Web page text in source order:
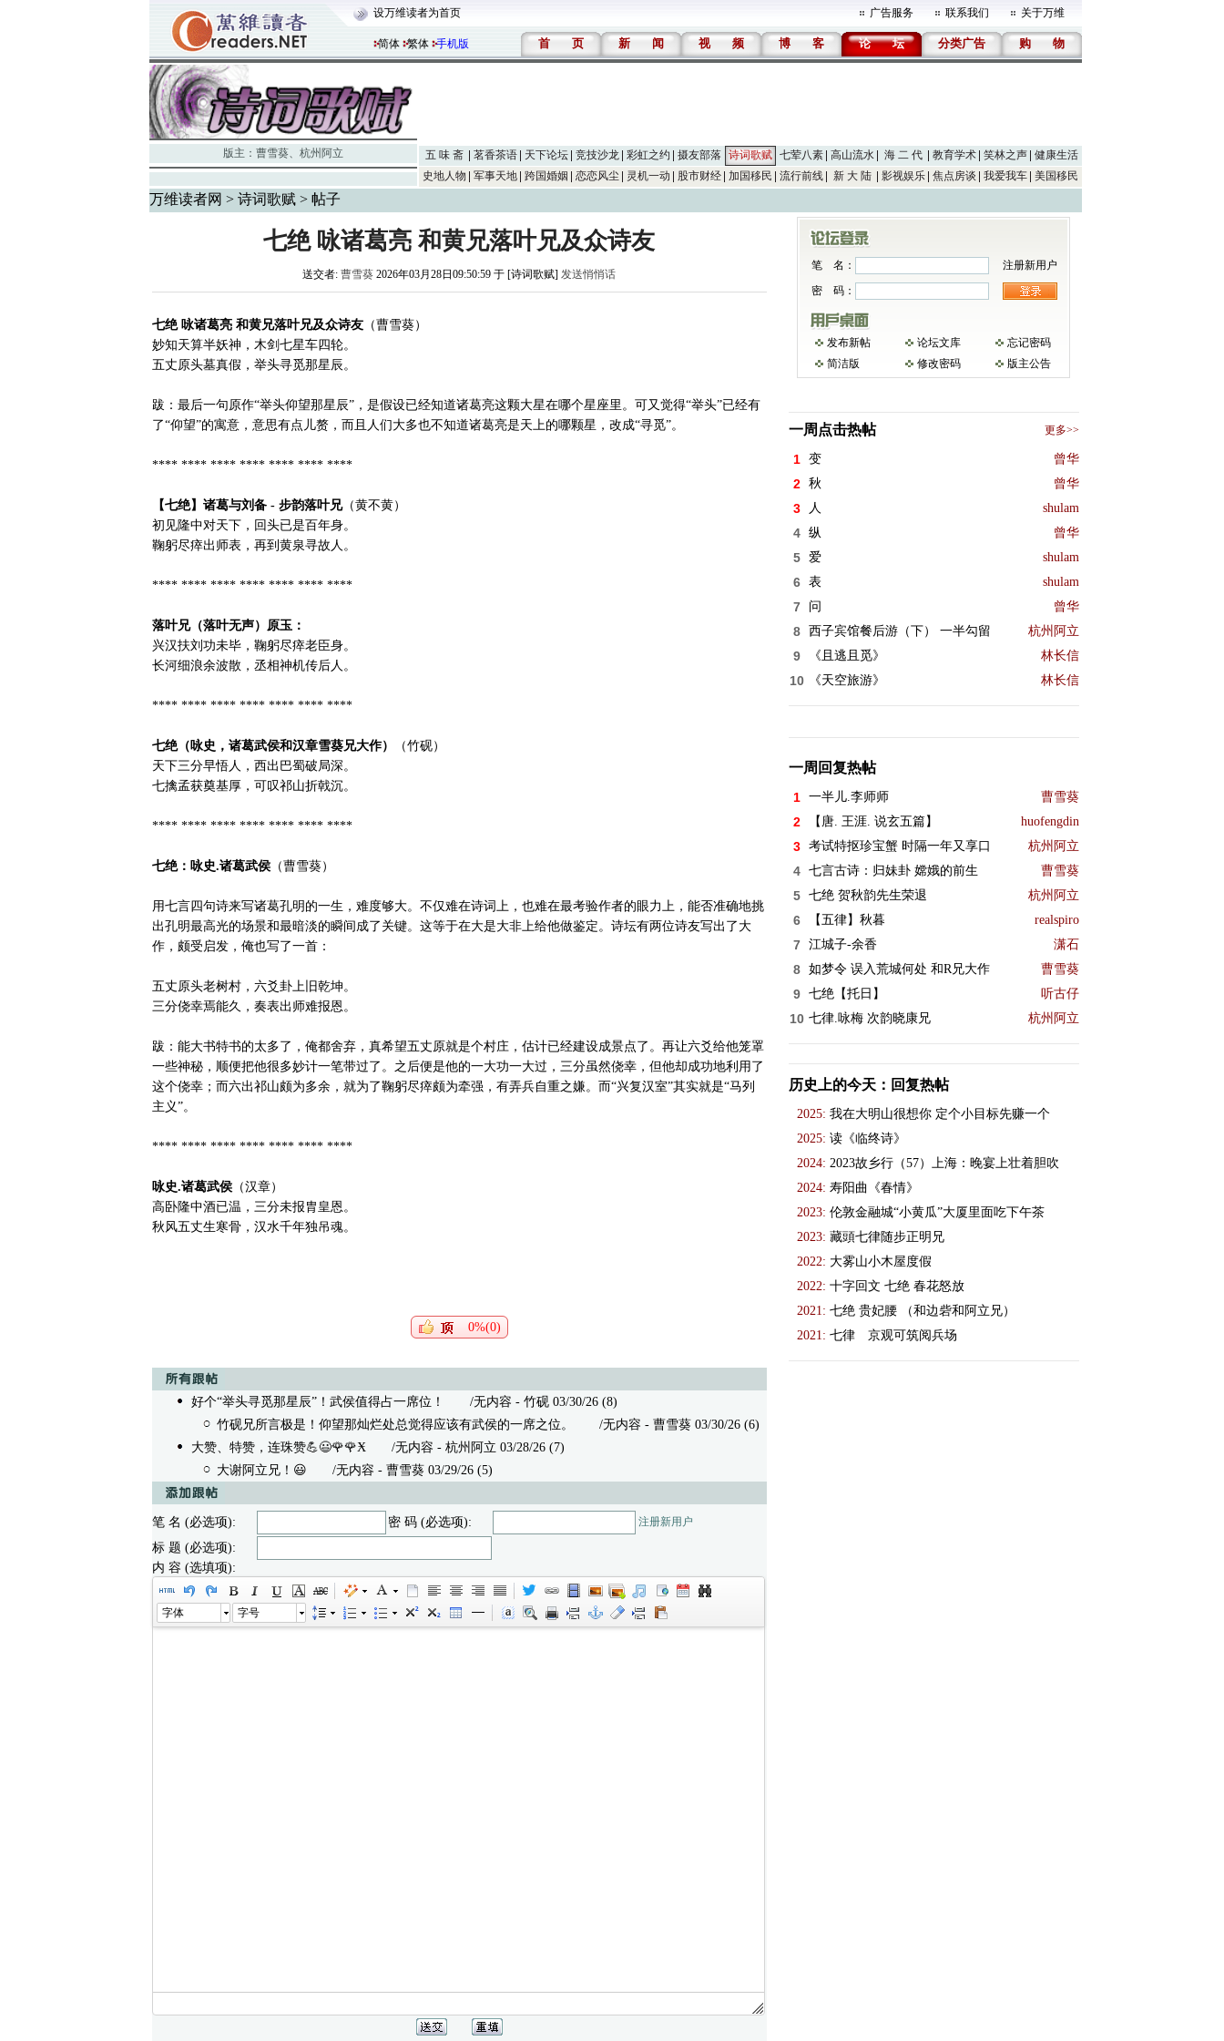
设万维读者为首页 广告服务 联系我们 关于万维
简体 繁体 手机版 首 页 新 闻 视 频 博 客 论 坛 分类广告 购 物
版主： 曹雪葵、 杭州阿立 五 味 斋 茗香茶语 天下论坛 竞技沙龙 彩虹之约 摄友部落 诗词歌赋 七荤八素 高山流水 海 二 代 教育学术 笑林之声
健康生活
史地人物
军事天地 跨国婚姻 恋恋风尘 灵机一动 股市财经 加国移民 流行前线 新 大 陆 影视娱乐 焦点房谈 我爱我车 美国移民
万维读者网 > 诗词歌赋> 帖子
七绝 咏诸葛亮 和黄兄落叶兄及众诗友
送交者: 曹雪葵 2026年03月28日09:50:59 于 [诗词歌赋] 发送悄悄话
七绝 咏诸葛亮 和黄兄落叶兄及众诗友（曹雪葵）
妙知天算半妖神，木剑七星车四轮。
五丈原头墓真假，举头寻觅那星辰。
跋：最后一句原作“举头仰望那星辰”，是假设已经知道诸葛亮这颗大星在哪个星座里。可又觉得“举头”已经有
了“仰望”的寓意，意思有点儿赘，而且人们大多也不知道诸葛亮是天上的哪颗星，改成“寻觅”。
**** **** **** **** **** **** ****
【七绝】诸葛与刘备 - 步韵落叶兄（黄不黄）
初见隆中对天下，回头已是百年身。
鞠躬尽瘁出师表，再到黄泉寻故人。
**** **** **** **** **** **** ****
落叶兄（落叶无声）原玉：
兴汉扶刘功未毕，鞠躬尽瘁老臣身。
长河细浪余波散，丞相神机传后人。
**** **** **** **** **** **** ****
七绝（咏史，诸葛武侯和汉章雪葵兄大作）
（竹砚）
天下三分早悟人，西出巴蜀破局深。
七擒孟获奠基厚，可叹祁山折戟沉。
**** **** **** **** **** **** ****
七绝：咏史.诸葛武侯（曹雪葵）
用七言四句诗来写诸葛孔明的一生，难度够大。不仅难在诗词上，也难在最考验作者的眼力上，能否准确地挑
出孔明最高光的场景和最暗淡的瞬间成了关键。这等于在大是大非上给他做鉴定。诗坛有两位诗友写出了大
作，颇受启发，俺也写了一首：
五丈原头老树村，六爻卦上旧乾坤。
三分侥幸焉能久，奏表出师难报恩。
跋：能大书特书的太多了，俺都舍弃，真希望五丈原就是个村庄，估计已经建设成景点了。再让六爻给他笼罩
一些神秘，顺便把他很多妙计一笔带过了。之后便是他的一大功一大过，三分虽然侥幸，但他却成功地利用了
这个侥幸；而六出祁山颇为多余，就为了鞠躬尽瘁颇为牵强，有弄兵自重之嫌。而“兴复汉室”其实就是“马列
主义”。
**** **** **** **** **** **** ****
咏史.诸葛武侯（汉章）
高卧隆中酒已温，三分未报胄皇恩。
秋风五丈生寒骨，汉水千年独吊魂。
0%(0)
好个“举头寻觅那星辰”！武侯值得占一席位！
/无内容 - 竹砚 03/30/26 (8)
竹砚兄所言极是！仰望那灿烂处总觉得应该有武侯的一席之位。
/无内容 - 曹雪葵 03/30/26 (6)
大赞、特赞，连珠赞💪😃🌹🌹Ӿ/无内容 - 杭州阿立 03/28/26 (7)
大谢阿立兄！😃 /无内容 - 曹雪葵 03/29/26 (5)
笔 名 (必选项): 密 码 (必选项): 注册新用户
标 题 (必选项):
内 容 (选填项):
字体 字号
笔 名：
注册新用户
密 码：
发布新帖 论坛文库
忘记密码
简洁版
修改密码 版主公告
一周点击热帖 更多>>
1 变 曾华
2 秋 曾华
3 人 shulam
4 纵 曾华
5 爱 shulam
6 表 shulam
7 问 曾华
8 西子宾馆餐后游（下） 一半勾留 杭州阿立
9 《且逃且觅》 林长信
10 《天空旅游》 林长信
一周回复热帖
1 一半儿.李师师 曹雪葵
2 【唐. 王涯. 说玄五篇】 huofengdin
3 考试特抠珍宝蟹 时隔一年又享口 杭州阿立
4 七言古诗：归妹卦 嫦娥的前生 曹雪葵
5 七绝 贺秋韵先生荣退 杭州阿立
6 【五律】秋暮 realspiro
7 江城子-余香 潇石
8 如梦令 误入荒城何处 和R兄大作 曹雪葵
9 七绝【托日】 听古仔
10 七律.咏梅 次韵晓康兄 杭州阿立
历史上的今天：回复热帖
2025: 我在大明山很想你 定个小目标先赚一个
2025: 读《临终诗》
2024: 2023故乡行（57）上海：晚宴上壮着胆吹
2024: 寿阳曲《春情》
2023: 伦敦金融城“小黄瓜”大厦里面吃下午茶
2023: 藏頭七律随步正明兄
2022: 大雾山小木屋度假
2022: 十字回文 七绝 春花怒放
2021: 七绝 贵妃腰 （和边砦和阿立兄）
2021: 七律 京观可筑阅兵场